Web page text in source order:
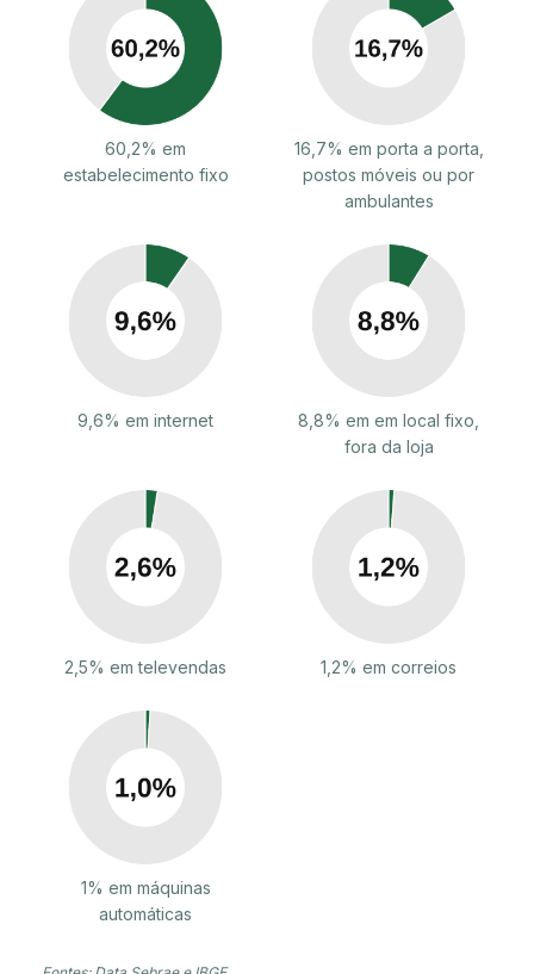
60,2% em
estabelecimento fixo
16,7% em porta a porta,
postos móveis ou por
ambulantes
9,6% em internet
8,8% em em local fixo,
fora da loja
2,5% em televendas 1,2% em correios
1% em máquinas
automáticas